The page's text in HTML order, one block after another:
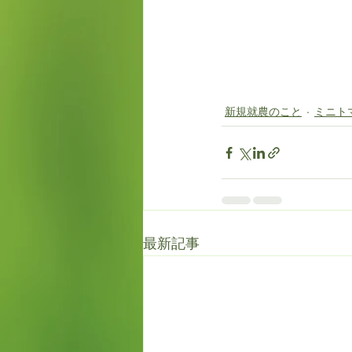
新規就農のこと ミニト
最新記事